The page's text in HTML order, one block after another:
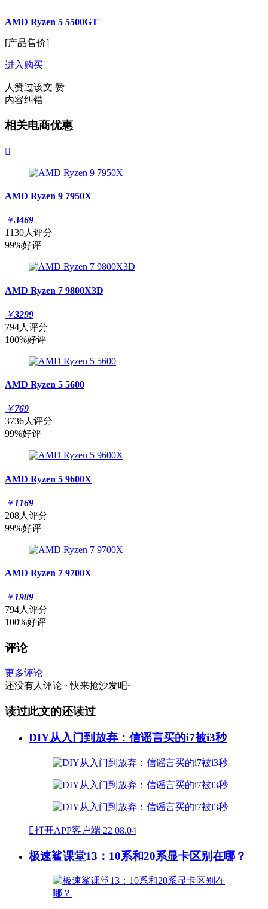
AMD Ryzen 5 5500GT
[产品售价]
进入购买
人赞过该文 赞
内容纠错
相关电商优惠

AMD Ryzen 9 7950X
￥3469
1130人评分
99%好评
AMD Ryzen 7 9800X3D
￥3299
794人评分
100%好评
AMD Ryzen 5 5600
￥769
3736人评分
99%好评
AMD Ryzen 5 9600X
￥1169
208人评分
99%好评
AMD Ryzen 7 9700X
￥1989
794人评分
100%好评
评论
更多评论
还没有人评论~ 快来抢沙发吧~
读过此文的还读过
DIY从入门到放弃：信谣言买的i7被i3秒
打开APP客户端 22 08.04
极速鲨课堂13：10系和20系显卡区别在哪？